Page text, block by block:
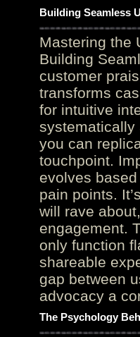
Building Seamless
Mastering the
Building
customer
transforms
for intuitive
systematically
you can
touchpoint.
evolves
pain points.
will rave
engagement.
only function
shareable
gap between
advocacy a
The Psychology